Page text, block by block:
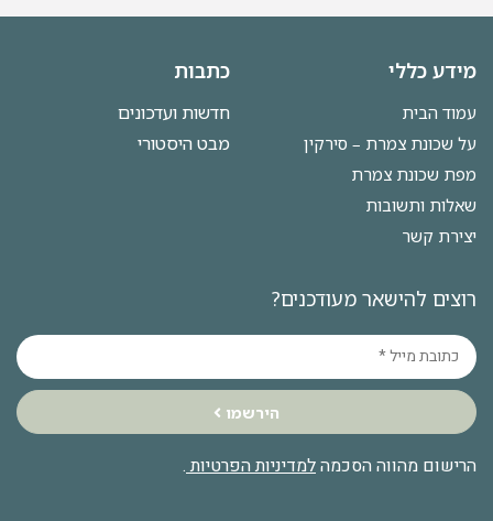
מידע כללי
עמוד הבית
על שכונת צמרת – סירקין
מפת שכונת צמרת
שאלות ותשובות
יצירת קשר
כתבות
חדשות ועדכונים
מבט היסטורי
רוצים להישאר מעודכנים?
הירשמו
הרישום מהווה הסכמהלמדיניות הפרטיות.